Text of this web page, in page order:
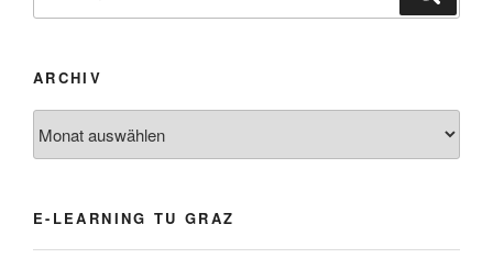
ARCHIV
E-LEARNING TU GRAZ